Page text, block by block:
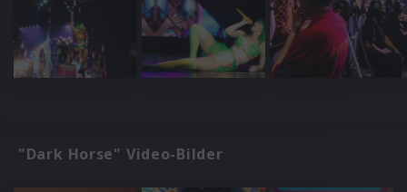
"Dark Horse" Video-Bilder